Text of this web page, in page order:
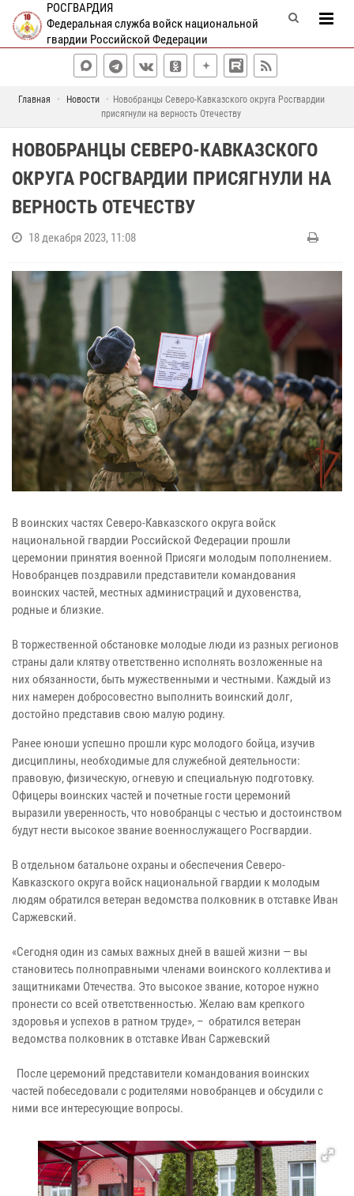
РОСГВАРДИЯ
Федеральная служба войск национальной
гвардии Российской Федерации
Главная Новости
Новобранцы Северо-Кавказского округа Росгвардии
присягнули на верность Отечеству
НОВОБРАНЦЫ СЕВЕРО-КАВКАЗСКОГО
ОКРУГА РОСГВАРДИИ ПРИСЯГНУЛИ НА
ВЕРНОСТЬ ОТЕЧЕСТВУ
18 декабря 2023, 11:08
В воинских частях Северо-Кавказского округа войск
национальной гвардии Российской Федерации прошли
церемонии принятия военной Присяги молодым пополнением.
Новобранцев поздравили представители командования
воинских частей, местных администраций и духовенства,
родные и близкие.
В торжественной обстановке молодые люди из разных регионов
страны дали клятву ответственно исполнять возложенные на
них обязанности, быть мужественными и честными. Каждый из
них намерен добросовестно выполнить воинский долг,
достойно представив свою малую родину.
Ранее юноши успешно прошли курс молодого бойца, изучив
дисциплины, необходимые для служебной деятельности:
правовую, физическую, огневую и специальную подготовку.
Офицеры воинских частей и почетные гости церемоний
выразили уверенность, что новобранцы с честью и достоинством
будут нести высокое звание военнослужащего Росгвардии.
В отдельном батальоне охраны и обеспечения Северо-
Кавказского округа войск национальной гвардии к молодым
людям обратился ветеран ведомства полковник в отставке Иван
Саржевский.
«Сегодня один из самых важных дней в вашей жизни — вы
становитесь полноправными членами воинского коллектива и
защитниками Отечества. Это высокое звание, которое нужно
пронести со всей ответственностью. Желаю вам крепкого
здоровья и успехов в ратном труде», – обратился ветеран
ведомства полковник в отставке Иван Саржевский
После церемоний представители командования воинских
частей побеседовали с родителями новобранцев и обсудили с
ними все интересующие вопросы.